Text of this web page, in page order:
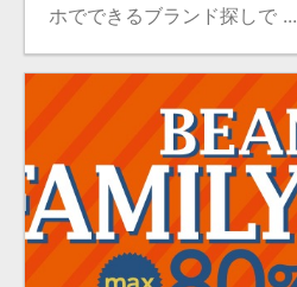
ホでできるブランド探しで ...